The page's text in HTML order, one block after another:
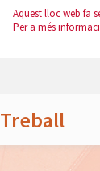
Aquest lloc web fa
Per a més
Treball